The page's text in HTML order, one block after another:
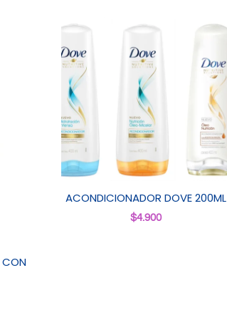
CON
ACONDICIONADOR DOVE 200ML
$4.900